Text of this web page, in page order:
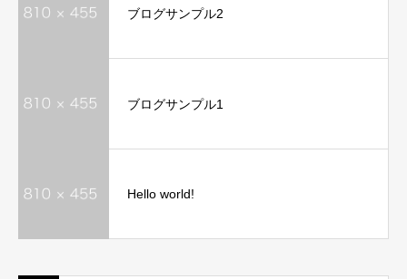
ブログサンプル2
ブログサンプル1
Hello world!